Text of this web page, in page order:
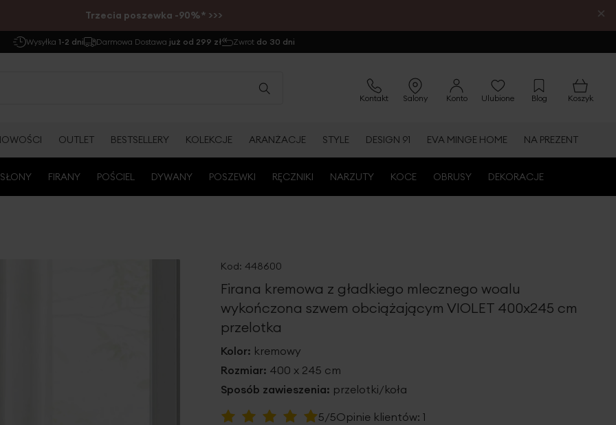
Trzecia poszewka -90%* >>> ×
Wysyłka 1-2 dni Darmowa Dostawa już od 299 zł Zwrot do 30 dni
Kontakt Salony Konto Ulubione Blog Koszyk
OUTLET BESTSELLERY KOLEKCJE ARANŻACJE STYLE DESIGN 91 EVA MINGE HOME NA PREZENT
FIRANY POŚCIEL DYWANY POSZEWKI RĘCZNIKI NARZUTY KOCE OBRUSY DEKORACJE
Kod: 448600
Firana kremowa z gładkiego mlecznego woalu
wykończona szwem obciążającym VIOLET 400x245 cm
przelotka
Kolor: kremowy
Rozmiar: 400 x 245 cm
Sposób zawieszenia: przelotki/koła
Ocena:
5/5Opinie klientów: 1